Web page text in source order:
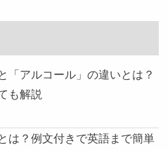
「アルコール」の違いとは？
も解説
は？例文付きで英語まで簡単